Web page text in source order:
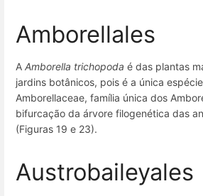
Amborellales
A Amborella trichopoda é das plantas
jardins botânicos, pois é a única
Amborellaceae, família única dos
bifurcação da árvore filogenética das
(Figuras 19 e 23).
Austrobaileyales